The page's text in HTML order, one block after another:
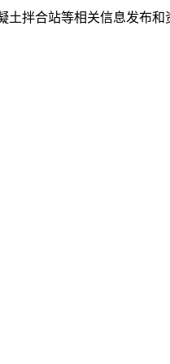
土拌合站等相关信息发布